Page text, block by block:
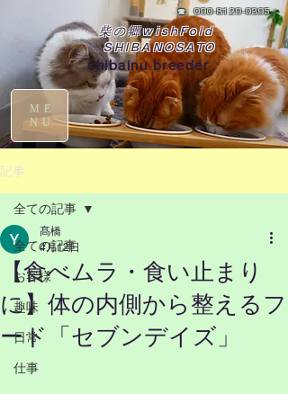
☎090-8129-0395
柴の郷wishFold
SHIBANOSATO
shibainu breeder
ME
NU
記事
全ての記事
お客様
趣味
日常
仕事
全ての記事
【食べムラ・食い止まり
に】体の内側から整えるフ
ード「セブンデイズ」
髙橋
4月12日